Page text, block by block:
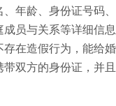
年龄、身份证号码、
员与关系等详细信
在造假行为，能给婚
双方的身份证，并